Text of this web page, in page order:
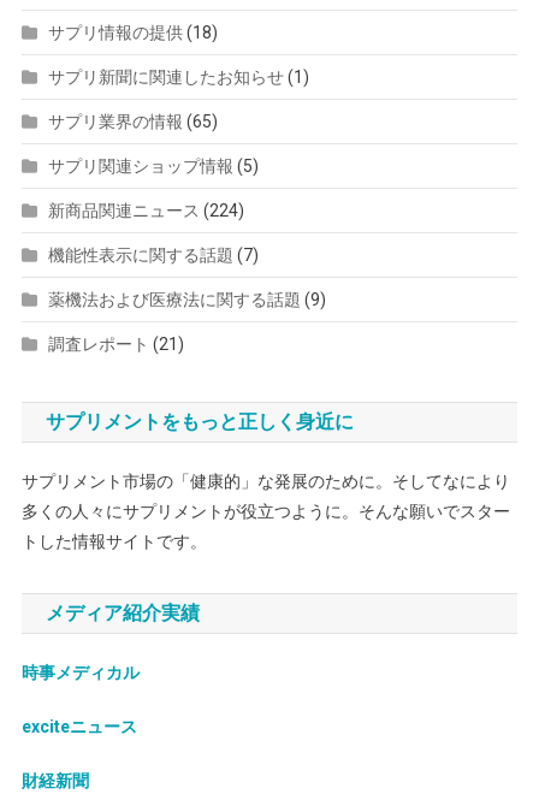
サプリ情報の提供(18)
サプリ新聞に関連したお知らせ(1)
サプリ業界の情報 (65)
サプリ関連ショップ情報 (5)
新商品関連ニュース (224)
機能性表示に関する話題 (7)
薬機法および医療法に関する話題 (9)
調査レポート (21)
サプリメントをもっと正しく身近に
サプリメント市場の「健康的」な発展のために。そしてなにより
多くの人々にサプリメントが役立つように。そんな願いでスター
トした情報サイトです。
メディア紹介実績
時事メディカル
exciteニュース
財経新聞